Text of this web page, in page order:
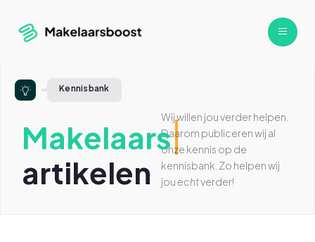
Kennisbank
Makelaars
artikelen
Wij willen jou verder helpen.
Daarom publiceren wij al
onze kennis op de
kennisbank. Zo helpen wij
jou echtverder!